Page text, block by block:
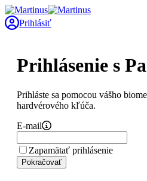
Prihlásiť
Prihlásenie s
Prihláste sa pomocou vášho
hardvérového kľúča.
E-mail
Zapamätať prihlásenie
Pokračovať